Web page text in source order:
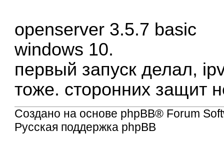
openserver 3.5.7 basic
windows 10.
первый запуск делал,
тоже. сторонних защит
Создано на основе phpBB® Forum
Русская поддержка phpBB